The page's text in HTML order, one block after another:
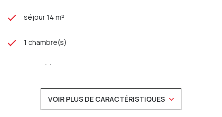
séjour 14 m²
1 chambre(s)
1 salle(s) de bain
VOIR PLUS DE CARACTÉRISTIQUES